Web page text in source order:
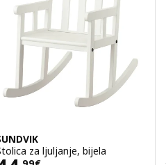
za ljuljanje, bijela